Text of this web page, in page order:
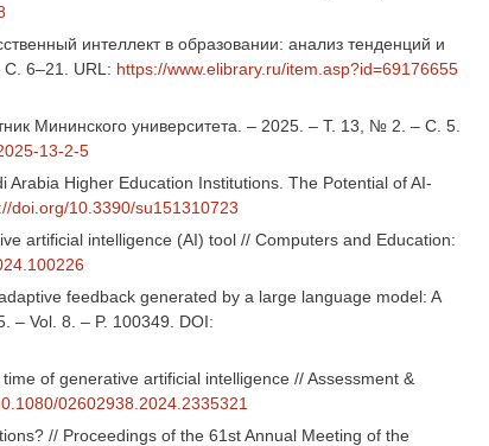
интеллект в образовании: анализ тенденций и
С. 6–21. URL: https://www.elibrary.ru/item.asp?id=69176655
Мининского университета. – 2025. – Т. 13, № 2. – С. 5.
13-2-5
Higher Education Institutions. The Potential of AI-
doi.org/10.3390/su151310723
artificial intelligence (AI) tool // Computers and Education:
feedback generated by a large language model: A
– Vol. 8. – P. 100349. DOI:
of generative artificial intelligence // Assessment &
02602938.2024.2335321
// Proceedings of the 61st Annual Meeting of the